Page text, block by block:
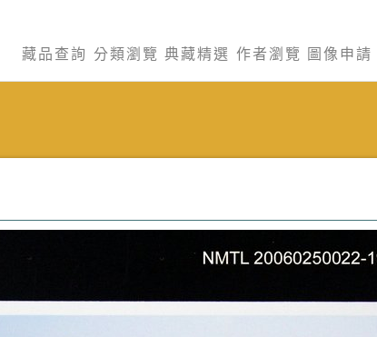
藏品查詢 分類瀏覽 典藏精選 作者瀏覽 圖像申請